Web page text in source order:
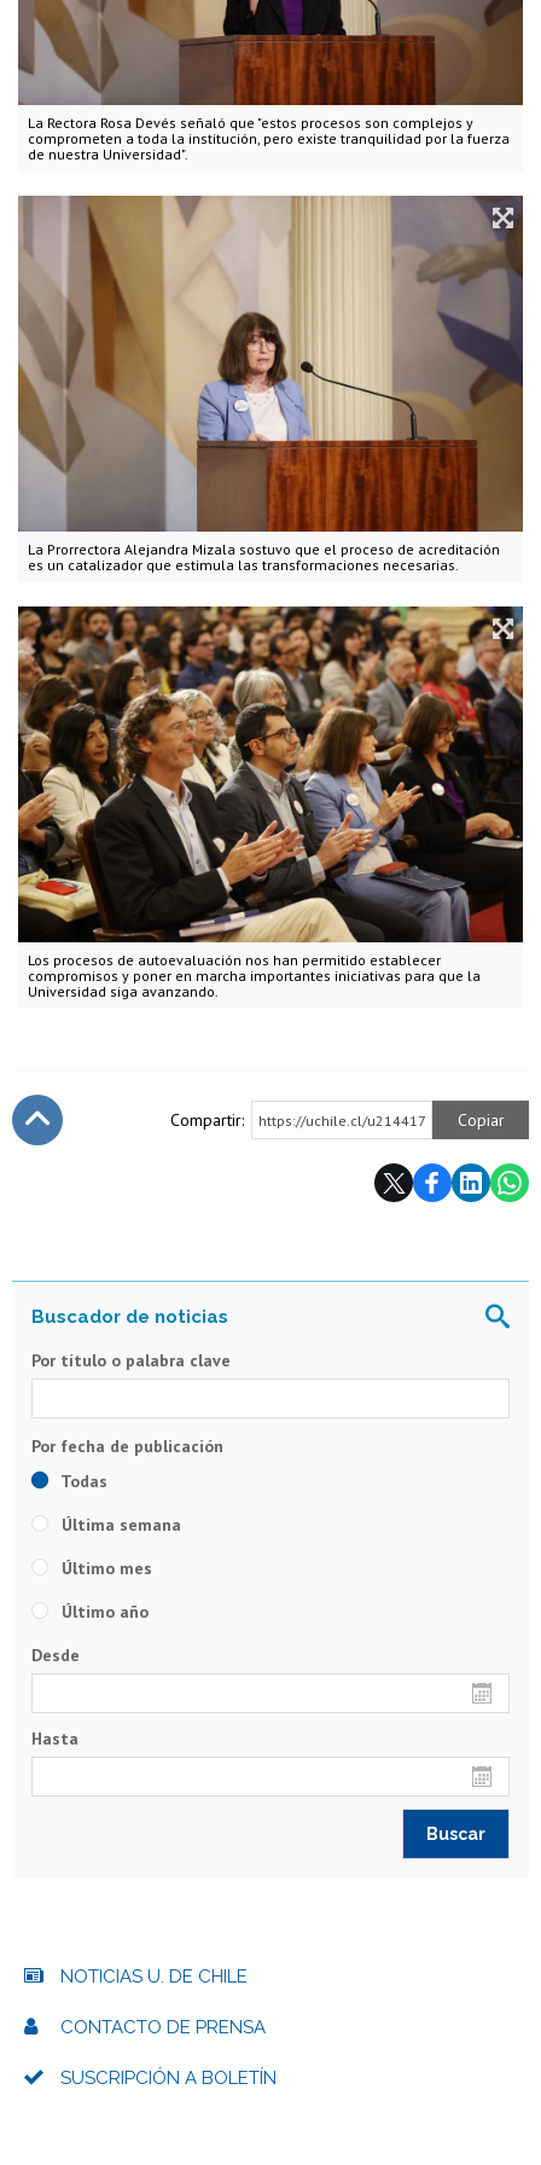
La Rectora Rosa Devés señaló que "estos procesos son complejos y
comprometen a toda la institución, pero existe tranquilidad por la fuerza
de nuestra Universidad".
La Prorrectora Alejandra Mizala sostuvo que el proceso de acreditación
es un catalizador que estimula las transformaciones necesarias.
Los procesos de autoevaluación nos han permitido establecer
compromisos y poner en marcha importantes iniciativas para que la
Universidad siga avanzando.
Compartir: https://uchile.cl/u214417 Copiar
Por título o palabra clave
Todas
Última semana
Último mes
Último año
Desde
Hasta
NOTICIAS U. DE CHILE
CONTACTO DE PRENSA
SUSCRIPCIÓN A BOLETÍN